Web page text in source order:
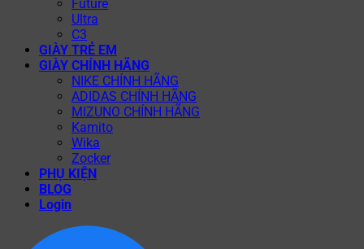
Future
Ultra
C3
GIÀY TRẺ EM
GIÀY CHÍNH HÃNG
NIKE CHÍNH HÃNG
ADIDAS CHÍNH HÃNG
MIZUNO CHÍNH HÃNG
Kamito
Wika
Zocker
PHỤ KIỆN
BLOG
Login